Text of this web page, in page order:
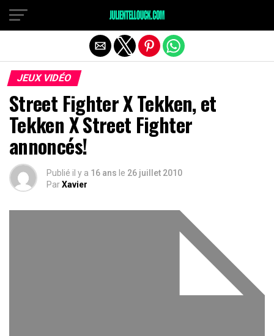
JEUX VIDÉO
Street Fighter X Tekken, et
Tekken X Street Fighter
annoncés!
Publié il y a 16 ans le 26 juillet 2010
ParXavier